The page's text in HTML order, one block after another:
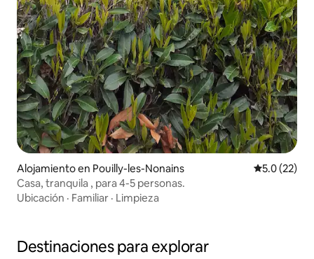
Alojamiento en Pouilly-les-Nonains Calificación
5.0 (22)
Casa, tranquila , para 4-5 personas.
Ubicación · Familiar · Limpieza
Destinaciones para explorar